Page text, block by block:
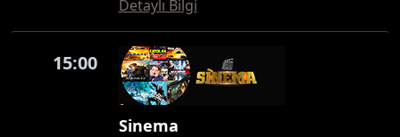
Detaylı Bilgi
15:00
Sinema